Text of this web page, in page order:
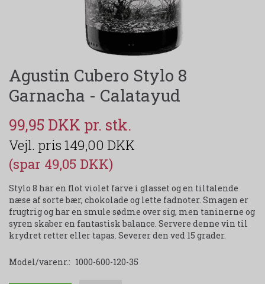
Agustin Cubero Stylo 8
Garnacha - Calatayud
99,95 DKK
149,00 DKK
(spar 49,05 DKK)
Stylo 8 har en flot violet farve i glasset og en tiltalende
næse af sorte bær, chokolade og lette fadnoter. Smagen er
frugtrig og har en smule sødme over sig, men taninerne og
syren skaber en fantastisk balance. Servere denne vin til
krydret retter eller tapas. Severer den ved 15 grader.
Model/varenr.: 1000-600-120-35